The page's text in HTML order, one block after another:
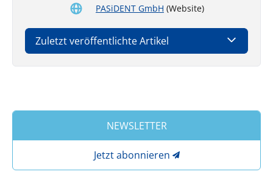
PASiDENT GmbH (Website)
Zuletzt veröffentlichte Artikel
NEWSLETTER
Jetzt abonnieren